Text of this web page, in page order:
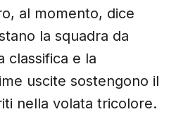
al momento, dice
la squadra da
classifica e la
uscite sostengono il
nella volata tricolore.